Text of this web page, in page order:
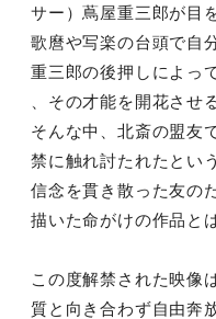
サー）蔦屋重三郎が目
歌麿や写楽の台頭で自
重三郎の後押しによっ
、その才能を開花させ
そんな中、北斎の盟友
禁に触れ討たれたとい
信念を貫き散った友の
描いた命がけの作品と
この度解禁された映像
質と向き合わず自由奔